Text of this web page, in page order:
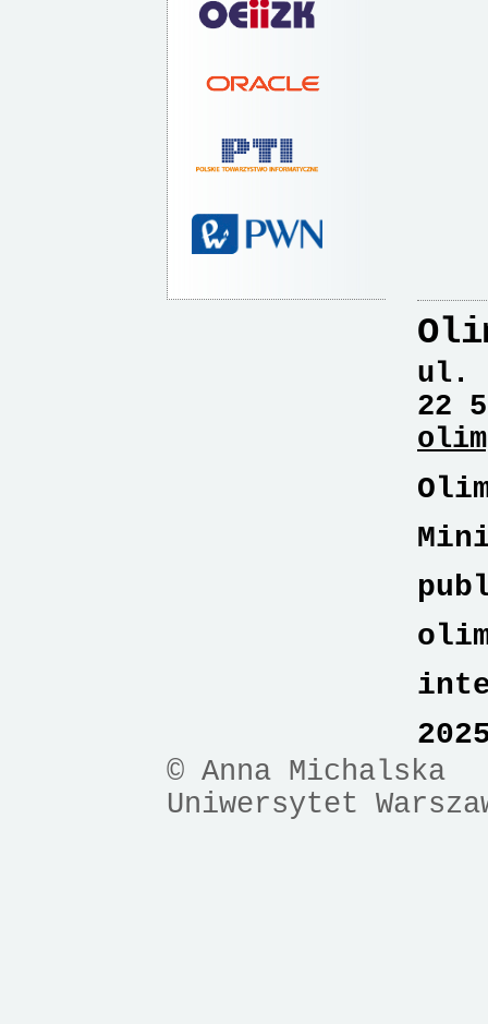
ul.
22
© Anna Michalska
Uniwersytet